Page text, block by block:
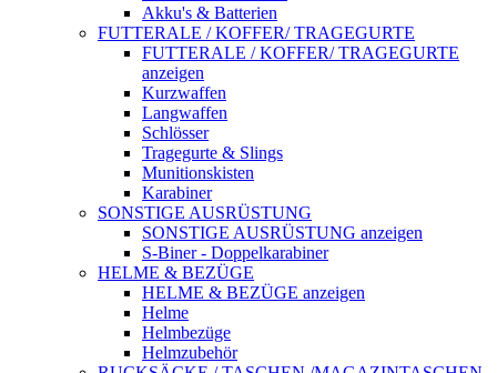
Akku's & Batterien
FUTTERALE / KOFFER/ TRAGEGURTE
FUTTERALE / KOFFER/ TRAGEGURTE
anzeigen
Kurzwaffen
Langwaffen
Schlösser
Tragegurte & Slings
Munitionskisten
Karabiner
SONSTIGE AUSRÜSTUNG
SONSTIGE AUSRÜSTUNG anzeigen
S-Biner - Doppelkarabiner
HELME & BEZÜGE
HELME & BEZÜGE anzeigen
Helme
Helmbezüge
Helmzubehör